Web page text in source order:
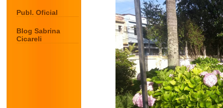
Publ. Oficial
Blog Sabrina
Cicareli